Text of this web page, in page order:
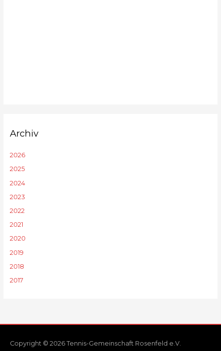
Archiv
2026
2025
2024
2023
2022
2021
2020
2019
2018
2017
Copyright © 2026 Tennis-Gemeinschaft Rosenfeld e.V.